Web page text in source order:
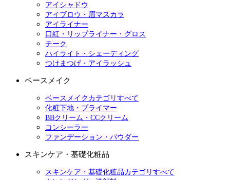
アイシャドウ
アイブロウ・眉マスカラ
アイライナー
口紅・リップライナー・グロス
チーク
ハイライト・シェーディング
つけまつげ・アイラッシュ
ベースメイク
ベースメイクカテゴリすべて
化粧下地・プライマー
BBクリーム・CCクリーム
コンシーラー
ファンデーション・パウダー
スキンケア・基礎化粧品
スキンケア・基礎化粧品カテゴリすべて